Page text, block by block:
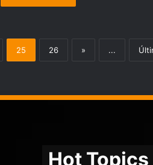
25 26 » ...
Hot Topics